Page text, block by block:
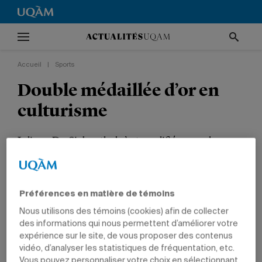
Accueil Sports
Double médaillée d’or en
culturisme
Juliana De Siebenthal s’est qualifiée pour les
Championnats canadiens à Toronto.
Juliana De Siebenthal.
Préférences en matière de témoins
Nous utilisons des témoins (cookies) afin de collecter
des informations qui nous permettent d’améliorer votre
expérience sur le site, de vous proposer des contenus
vidéo, d’analyser les statistiques de fréquentation, etc.